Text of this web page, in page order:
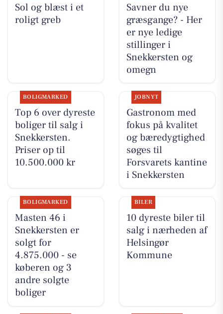
Sol og blæst i et
roligt greb
Savner du nye
græsgange? - Her
er nye ledige
stillinger i
Snekkersten og
omegn
BOLIGMARKED
Top 6 over dyreste
boliger til salg i
Snekkersten.
Priser op til
10.500.000 kr
JOBNYT
Gastronom med
fokus på kvalitet
og bæredygtighed
søges til
Forsvarets kantine
i Snekkersten
BOLIGMARKED
Masten 46 i
Snekkersten er
solgt for
4.875.000 - se
køberen og 3
andre solgte
boliger
BILER
10 dyreste biler til
salg i nærheden af
Helsingør
Kommune